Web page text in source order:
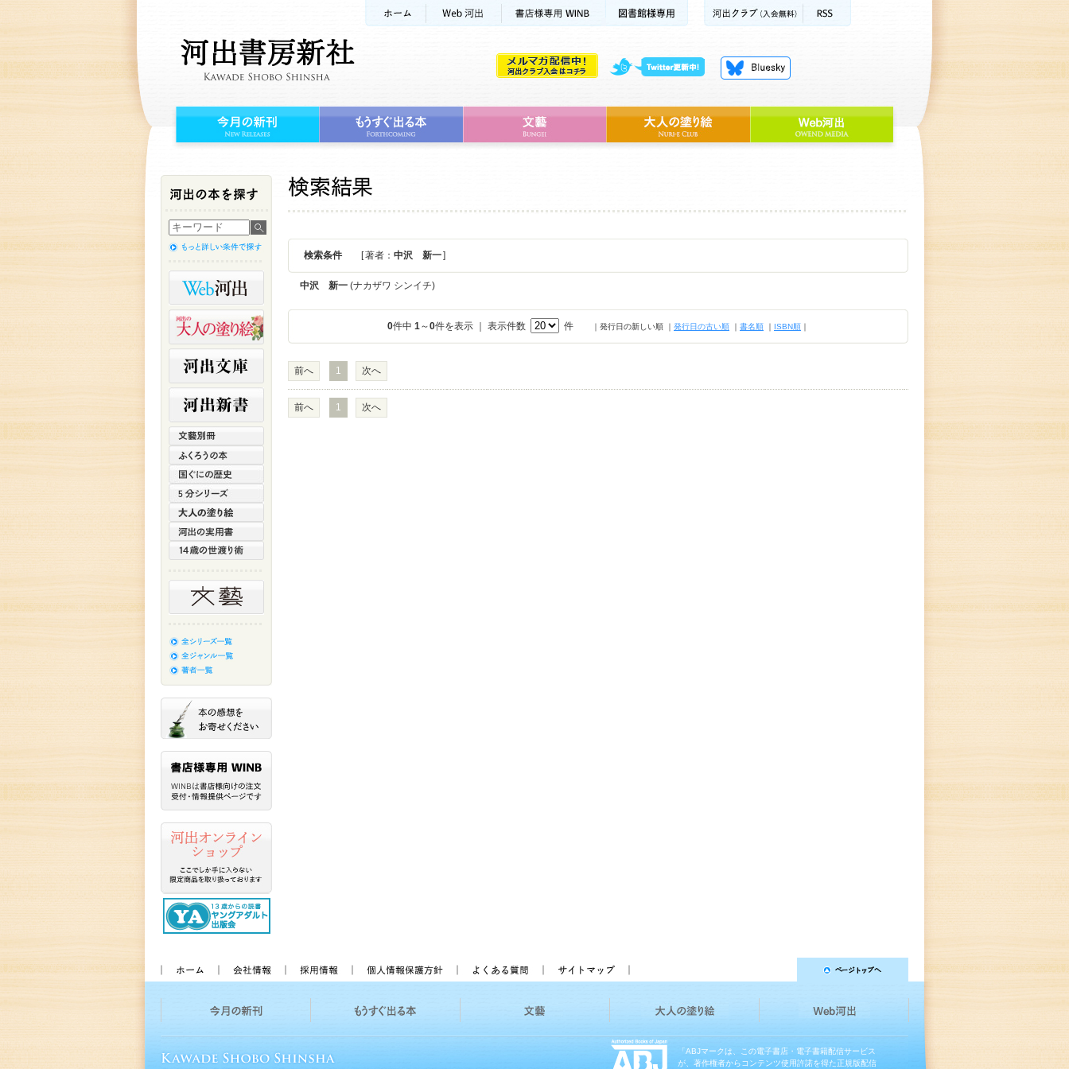
検索条件 [ 著者： 中沢 新一]
中沢 新一 (ナカザワ シンイチ)
0件中 1～0件を表示 ｜ 表示件数 件 ｜発行日の新しい順 ｜ 発行日の古い順 ｜ 書名順 ｜ ISBN順 ｜
前へ 1 次へ
前へ 1 次へ
「ABJマークは、この電子書店・電子書籍配信サービス
が、著作権者からコンテンツ使用許諾を得た正規版配信